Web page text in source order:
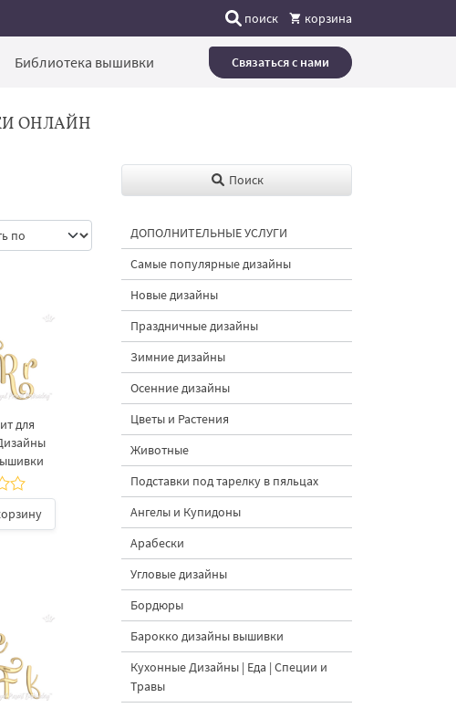
поиск корзина
Библиотека вышивки Связаться с нами
ОНЛАЙН
для
Поиск
ДОПОЛНИТЕЛЬНЫЕ УСЛУГИ
Самые популярные дизайны
Новые дизайны
Праздничные дизайны
Зимние дизайны
Осенние дизайны
Цветы и Растения
Животные
Подставки под тарелку в пяльцах
Ангелы и Купидоны
Арабески
Угловые дизайны
Бордюры
Барокко дизайны вышивки
Кухонные Дизайны | Еда | Специи и
Травы